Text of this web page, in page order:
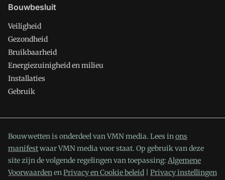
Bouwbesluit
Veiligheid
Gezondheid
Bruikbaarheid
Energiezuinigheid en milieu
Installaties
Gebruik
Bouwwetten is onderdeel van VMN media. Lees inons
manifestwaar VMN media voor staat. Op gebruik van deze
site zijn de volgende regelingen van toepassing: Algemene
VoorwaardenenPrivacy en Cookie beleid Privacy instellingen